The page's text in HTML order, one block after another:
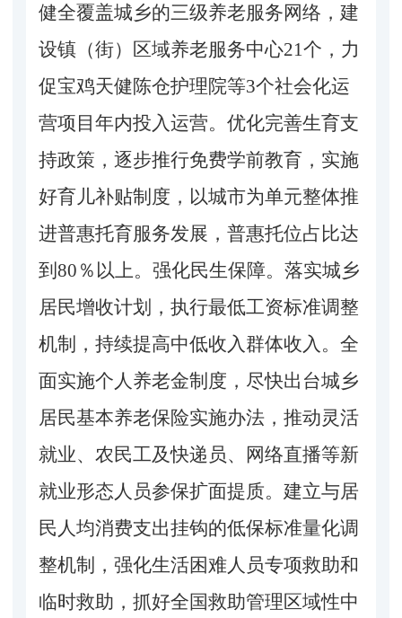
健全覆盖城乡的三级养老服务网络，建
设镇（街）区域养老服务中心21个，力
促宝鸡天健陈仓护理院等3个社会化运
营项目年内投入运营。优化完善生育支
持政策，逐步推行免费学前教育，实施
好育儿补贴制度，以城市为单元整体推
进普惠托育服务发展，普惠托位占比达
到80％以上。强化民生保障。落实城乡
居民增收计划，执行最低工资标准调整
机制，持续提高中低收入群体收入。全
面实施个人养老金制度，尽快出台城乡
居民基本养老保险实施办法，推动灵活
就业、农民工及快递员、网络直播等新
就业形态人员参保扩面提质。建立与居
民人均消费支出挂钩的低保标准量化调
整机制，强化生活困难人员专项救助和
临时救助，抓好全国救助管理区域性中